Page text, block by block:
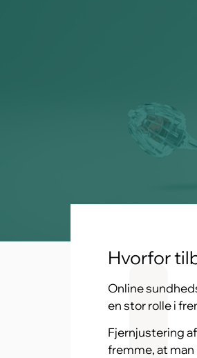
Hvorfor
Online
en stor rolle i
Fjernjustering
fremme, at